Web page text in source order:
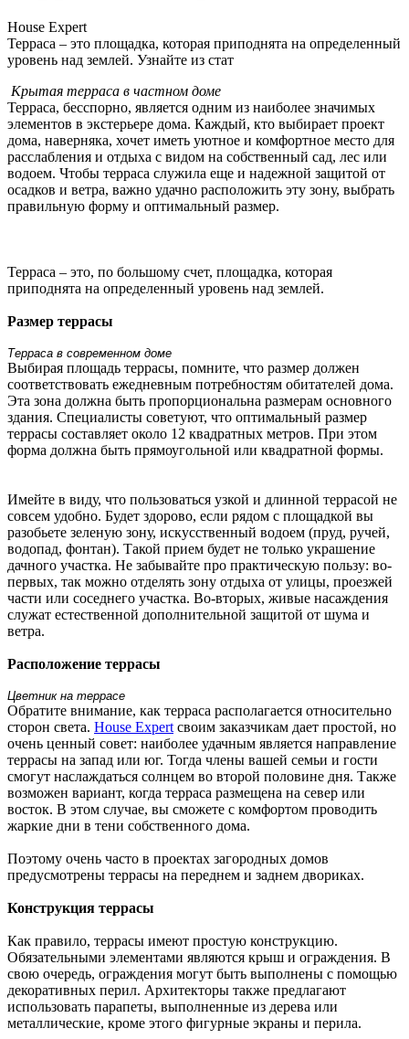
House Expert
Терраса – это площадка, которая приподнята на определенный
уровень над землей. Узнайте из стат
Крытая терраса в частном доме
Терраса, бесспорно, является одним из наиболее значимых
элементов в экстерьере дома. Каждый, кто выбирает проект
дома, наверняка, хочет иметь уютное и комфортное место для
расслабления и отдыха с видом на собственный сад, лес или
водоем. Чтобы терраса служила еще и надежной защитой от
осадков и ветра, важно удачно расположить эту зону, выбрать
правильную форму и оптимальный размер.
Терраса – это, по большому счет, площадка, которая
приподнята на определенный уровень над землей.
Размер террасы
Терраса в современном доме
Выбирая площадь террасы, помните, что размер должен
соответствовать ежедневным потребностям обитателей дома.
Эта зона должна быть пропорциональна размерам основного
здания. Специалисты советуют, что оптимальный размер
террасы составляет около 12 квадратных метров. При этом
форма должна быть прямоугольной или квадратной формы.
Имейте в виду, что пользоваться узкой и длинной террасой не
совсем удобно. Будет здорово, если рядом с площадкой вы
разобьете зеленую зону, искусственный водоем (пруд, ручей,
водопад, фонтан). Такой прием будет не только украшение
дачного участка. Не забывайте про практическую пользу: во-
первых, так можно отделять зону отдыха от улицы, проезжей
части или соседнего участка. Во-вторых, живые насаждения
служат естественной дополнительной защитой от шума и
ветра.
Расположение террасы
Цветник на террасе
Обратите внимание, как терраса располагается относительно
сторон света. House Expert своим заказчикам дает простой, но
очень ценный совет: наиболее удачным является направление
террасы на запад или юг. Тогда члены вашей семьи и гости
смогут наслаждаться солнцем во второй половине дня. Также
возможен вариант, когда терраса размещена на север или
восток. В этом случае, вы сможете с комфортом проводить
жаркие дни в тени собственного дома.
Поэтому очень часто в проектах загородных домов
предусмотрены террасы на переднем и заднем двориках.
Конструкция террасы
Как правило, террасы имеют простую конструкцию.
Обязательными элементами являются крыш и ограждения. В
свою очередь, ограждения могут быть выполнены с помощью
декоративных перил. Архитекторы также предлагают
использовать парапеты, выполненные из дерева или
металлические, кроме этого фигурные экраны и перила.